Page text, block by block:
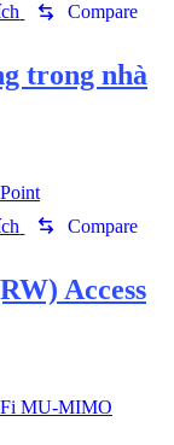
Compare
trong nhà
Compare
Access